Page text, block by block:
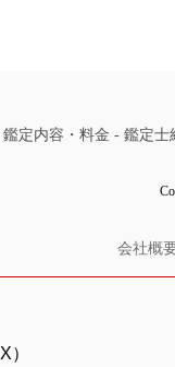
鑑定内容・料金 - 鑑定士
会社概
）